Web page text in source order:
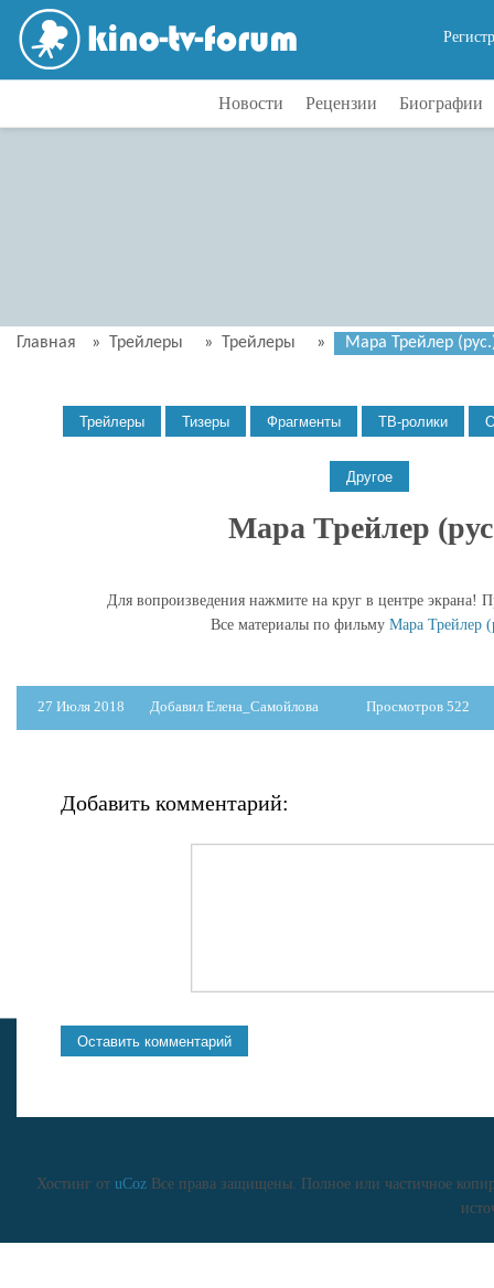
Новости Рецензии Биографии
Главная » Трейлеры » Трейлеры » Мара Трейлер
Мара Трейлер
Для вопроизведения нажмите на круг в центре экрана!
Все материалы по фильмуМара Трейлер
27 Июля 2018 Добавил Елена_Самойлова Просмотров 522
Добавить комментарий:
Хостинг от uCozВсе права защищены. Полное или частичное